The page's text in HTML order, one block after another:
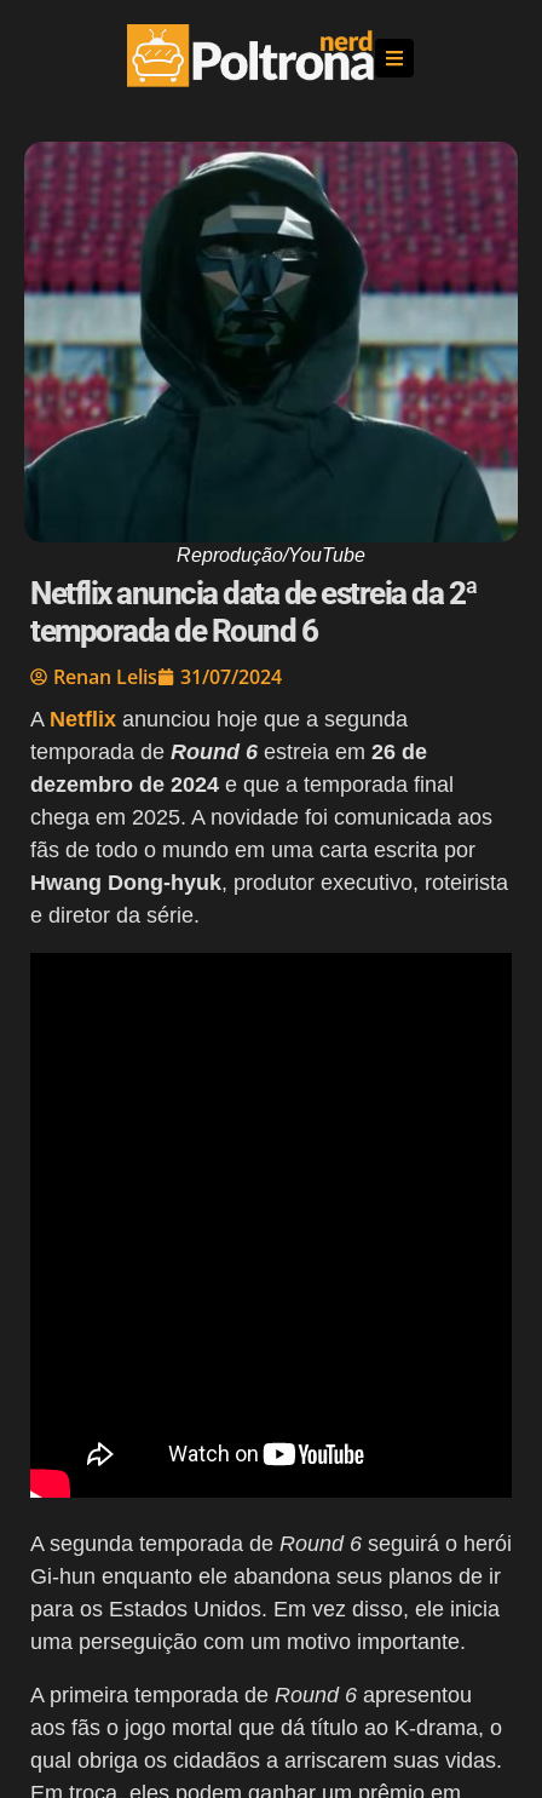
Reprodução/YouTube
Netflix anuncia data de estreia da 2ª
temporada de Round 6
Renan Lelis 31/07/2024
A Netflix anunciou hoje que a segunda
temporada de Round 6 estreia em 26 de
dezembro de 2024 e que a temporada final
chega em 2025. A novidade foi comunicada aos
fãs de todo o mundo em uma carta escrita por
Hwang Dong-hyuk, produtor executivo, roteirista
e diretor da série.
A segunda temporada de Round 6 seguirá o herói
Gi-hun enquanto ele abandona seus planos de ir
para os Estados Unidos. Em vez disso, ele inicia
uma perseguição com um motivo importante.
A primeira temporada de Round 6 apresentou
aos fãs o jogo mortal que dá título ao K-drama, o
qual obriga os cidadãos a arriscarem suas vidas.
Em troca, eles podem ganhar um prêmio em